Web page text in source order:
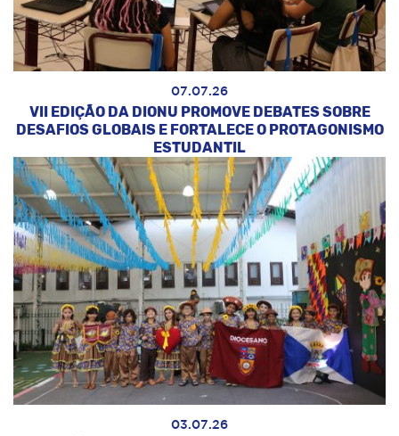
07.07.26
VII EDIÇÃO DA DIONU PROMOVE DEBATES SOBRE
DESAFIOS GLOBAIS E FORTALECE O PROTAGONISMO
ESTUDANTIL
03.07.26